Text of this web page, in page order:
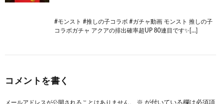
#モンスト #推しの子コラボ #ガチャ動画 モンスト 推しの子
コラボガチャ アクアの排出確率超UP 80連目です✨[…]
コメントを書く
メールアドレスが公開されることはありません。 ※ が付いている欄は必須項